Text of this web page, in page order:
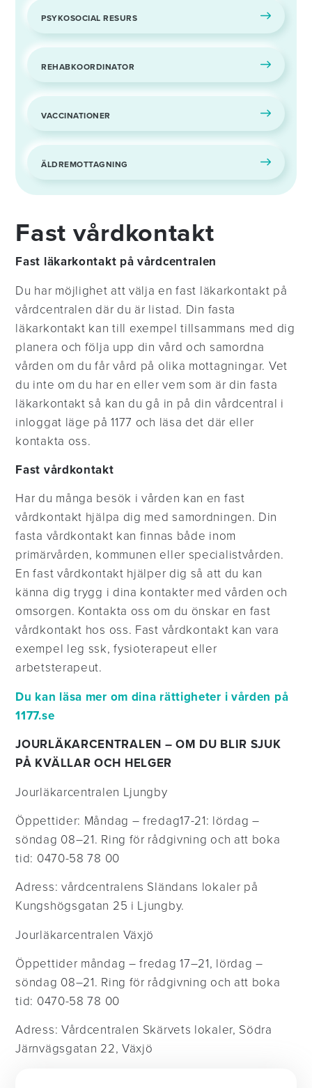
PSYKOSOCIAL RESURS
REHABKOORDINATOR
VACCINATIONER
ÄLDREMOTTAGNING
Fast vårdkontakt
Fast läkarkontakt på vårdcentralen
Du har möjlighet att välja en fast läkarkontakt på
vårdcentralen där du är listad. Din fasta
läkarkontakt kan till exempel tillsammans med dig
planera och följa upp din vård och samordna
vården om du får vård på olika mottagningar. Vet
du inte om du har en eller vem som är din fasta
läkarkontakt så kan du gå in på din vårdcentral i
inloggat läge på 1177 och läsa det där eller
kontakta oss.
Fast vårdkontakt
Har du många besök i vården kan en fast
vårdkontakt hjälpa dig med samordningen. Din
fasta vårdkontakt kan finnas både inom
primärvården, kommunen eller specialistvården.
En fast vårdkontakt hjälper dig så att du kan
känna dig trygg i dina kontakter med vården och
omsorgen. Kontakta oss om du önskar en fast
vårdkontakt hos oss. Fast vårdkontakt kan vara
exempel leg ssk, fysioterapeut eller
arbetsterapeut.
Du kan läsa mer om dina rättigheter i vården på
1177.se
JOURLÄKARCENTRALEN – OM DU BLIR SJUK
PÅ KVÄLLAR OCH HELGER
Jourläkarcentralen Ljungby
Öppettider: Måndag – fredag17-21: lördag –
söndag 08–21. Ring för rådgivning och att boka
tid: 0470-58 78 00
Adress: vårdcentralens Sländans lokaler på
Kungshögsgatan 25 i Ljungby.
Jourläkarcentralen Växjö
Öppettider måndag – fredag 17–21, lördag –
söndag 08–21. Ring för rådgivning och att boka
tid: 0470-58 78 00
Adress: Vårdcentralen Skärvets lokaler, Södra
Järnvägsgatan 22, Växjö